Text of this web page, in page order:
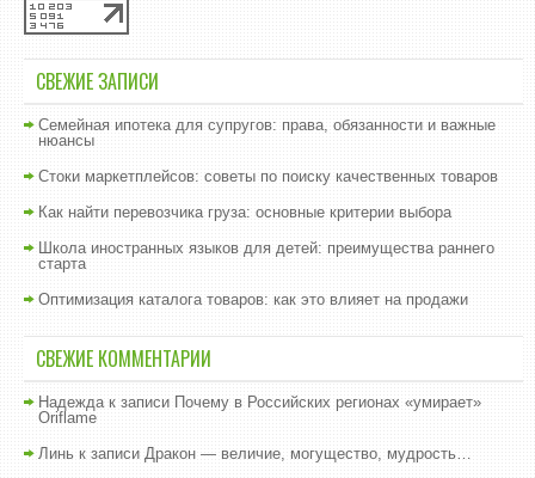
СВЕЖИЕ ЗАПИСИ
Семейная ипотека для супругов: права, обязанности и важные
нюансы
Стоки маркетплейсов: советы по поиску качественных товаров
Как найти перевозчика груза: основные критерии выбора
Школа иностранных языков для детей: преимущества раннего
старта
Оптимизация каталога товаров: как это влияет на продажи
СВЕЖИЕ КОММЕНТАРИИ
Надеждак записи Почему в Российских регионах «умирает»
Oriflame
Линь к записи Дракон — величие, могущество, мудрость…